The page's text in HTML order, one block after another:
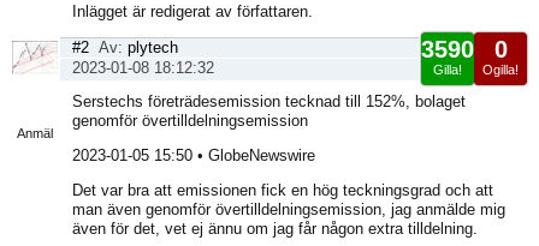
Inlägget är redigerat av författaren.
Anmäl
0
Ogilla!
3590
Gilla!
#2 Av: plytech
2023-01-08 18:12:32
Serstechs företrädesemission tecknad till 152%, bolaget
genomför övertilldelningsemission
2023-01-05 15:50 • GlobeNewswire
Det var bra att emissionen fick en hög teckningsgrad och att
man även genomför övertilldelningsemission, jag anmälde mig
även för det, vet ej ännu om jag får någon extra tilldelning.